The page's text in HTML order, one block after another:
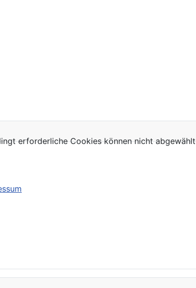
erforderliche Cookies können nicht